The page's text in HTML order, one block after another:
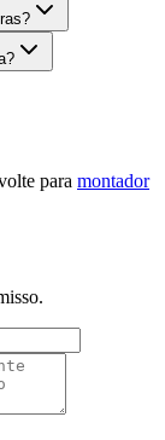
para montador